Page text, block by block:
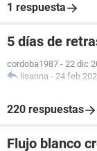
1 respuesta
5 días de
cordoba1987 - 22 dic
lisanna - 24 feb
220 respuestas
Flujo blanco